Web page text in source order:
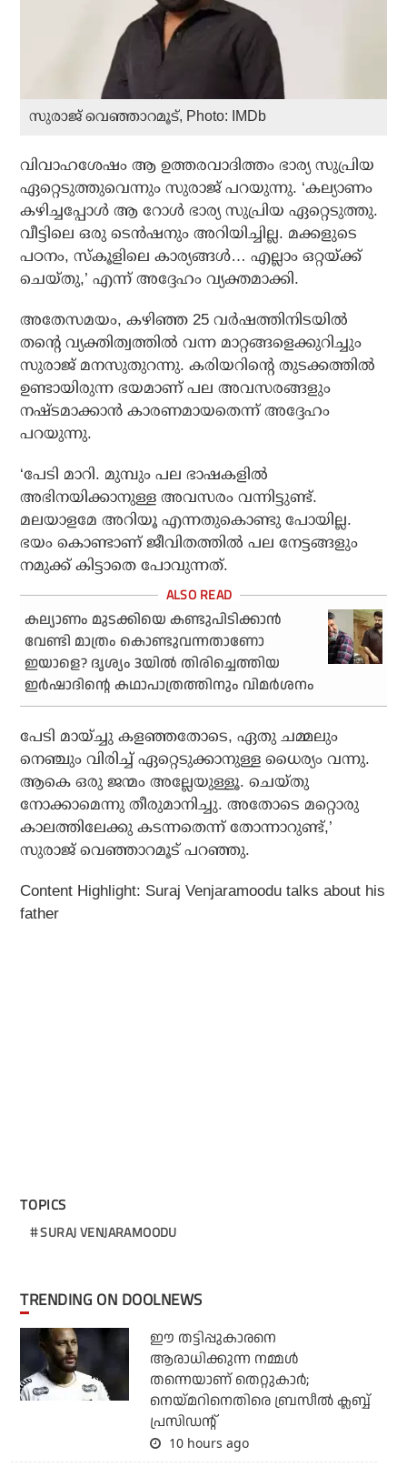
സുരാജ് വെഞ്ഞാറമൂട്, Photo: IMDb
വിവാഹശേഷം ആ ഉത്തരവാദിത്തം ഭാര്യ സുപ്രിയ
ഏറ്റെടുത്തുവെന്നും സുരാജ് പറയുന്നു. ‘കല്യാണം
കഴിച്ചപ്പോൾ ആ റോൾ ഭാര്യ സുപ്രിയ ഏറ്റെടുത്തു.
വീട്ടിലെ ഒരു ടെൻഷനും അറിയിച്ചില്ല. മക്കളുടെ
പഠനം, സ്‌കൂളിലെ കാര്യങ്ങൾ… എല്ലാം ഒറ്റയ്ക്ക്
ചെയ്തു,’ എന്ന് അദ്ദേഹം വ്യക്തമാക്കി.
അതേസമയം, കഴിഞ്ഞ 25 വർഷത്തിനിടയിൽ
തന്റെ വ്യക്തിത്വത്തിൽ വന്ന മാറ്റങ്ങളെക്കുറിച്ചും
സുരാജ് മനസുതുറന്നു. കരിയറിന്റെ തുടക്കത്തിൽ
ഉണ്ടായിരുന്ന ഭയമാണ് പല അവസരങ്ങളും
നഷ്ടമാക്കാൻ കാരണമായതെന്ന് അദ്ദേഹം
പറയുന്നു.
‘പേടി മാറി. മുമ്പും പല ഭാഷകളിൽ
അഭിനയിക്കാനുള്ള അവസരം വന്നിട്ടുണ്ട്.
മലയാളമേ അറിയൂ എന്നതുകൊണ്ടു പോയില്ല.
ഭയം കൊണ്ടാണ് ജീവിതത്തിൽ പല നേട്ടങ്ങളും
നമുക്ക് കിട്ടാതെ പോവുന്നത്.
കല്യാണം മുടക്കിയെ കണ്ടുപിടിക്കാന്‍
വേണ്ടി മാത്രം കൊണ്ടുവന്നതാണോ
ഇയാളെ? ദൃശ്യം 3യില്‍ തിരിച്ചെത്തിയ
ഇര്‍ഷാദിന്റെ കഥാപാത്രത്തിനും വിമര്‍ശനം
പേടി മായ്ച്ചു കളഞ്ഞതോടെ, ഏതു ചമ്മലും
നെഞ്ചും വിരിച്ച് ഏറ്റെടുക്കാനുള്ള ധൈര്യം വന്നു.
ആകെ ഒരു ജന്മം അല്ലേയുള്ളൂ. ചെയ്തു
നോക്കാമെന്നു തീരുമാനിച്ചു. അതോടെ മറ്റൊരു
കാലത്തിലേക്കു കടന്നതെന്ന് തോന്നാറുണ്ട്,’
സുരാജ് വെഞ്ഞാറമൂട് പറഞ്ഞു.
Content Highlight: Suraj Venjaramoodu talks about his
father
TOPICS
SURAJ VENJARAMOODU
TRENDING ON DOOLNEWS
ഈ തട്ടിപ്പുകാരനെ
ആരാധിക്കുന്ന നമ്മള്‍
തന്നെയാണ് തെറ്റുകാര്‍;
നെയ്മറിനെതിരെ ബ്രസീല്‍ ക്ലബ്ബ്
പ്രസിഡന്റ്
10 hours ago